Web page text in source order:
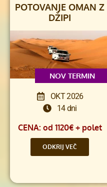
POTOVANJE OMAN Z
DŽIPI
NOV TERMIN
OKT 2026
14 dni
CENA: od 1120€ + polet
ODKRIJ VEČ